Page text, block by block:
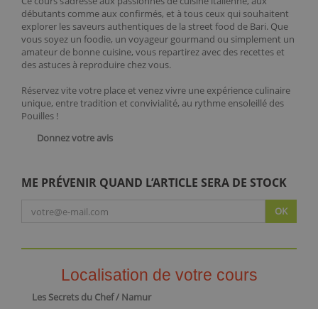
débutants comme aux confirmés, et à tous ceux qui souhaitent
explorer les saveurs authentiques de la street food de Bari. Que
vous soyez un foodie, un voyageur gourmand ou simplement un
amateur de bonne cuisine, vous repartirez avec des recettes et
des astuces à reproduire chez vous.
Réservez vite votre place et venez vivre une expérience culinaire
unique, entre tradition et convivialité, au rythme ensoleillé des
Pouilles !
Donnez votre avis
ME PRÉVENIR QUAND L’ARTICLE SERA DE STOCK
OK
Localisation de votre cours
Les Secrets du Chef / Namur